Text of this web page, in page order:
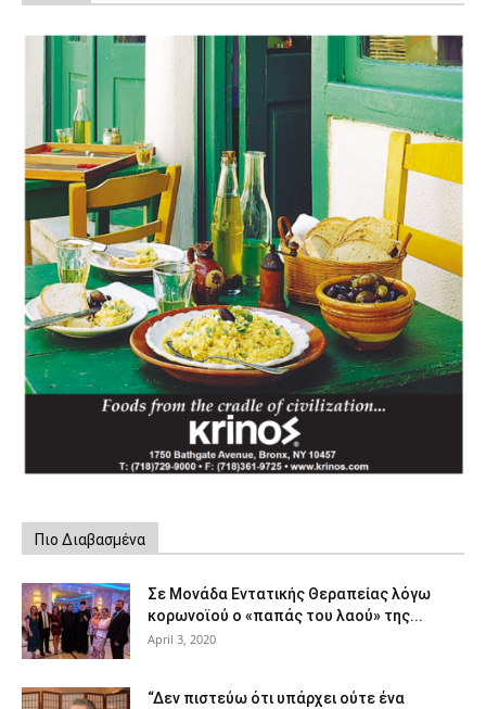
Πιο Διαβασμένα
Σε Μονάδα Εντατικής Θεραπείας λόγω
κορωνοϊού ο «παπάς του λαού» της...
April 3, 2020
“Δεν πιστεύω ότι υπάρχει ούτε ένα